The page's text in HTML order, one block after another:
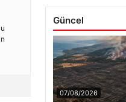
Güncel
07/08/2026